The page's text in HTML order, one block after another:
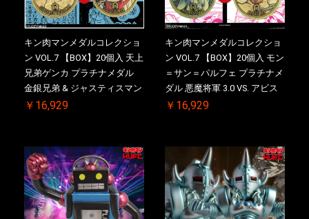
キン肉マンメダルコレクショ
ン VOL.7 【BOX】20個入 天上
兄弟ゲンカ プラチナメダル
金銀兄弟 & ジャスティスマン
2.0 初回シリアルNO.入 ケース
￥16,929
キン肉マンメダルコレクショ
ン VOL.7 【BOX】20個入 モン
＝サン＝パルフェ プラチナメ
ダル 悪魔将軍 3.0 VS. アビス
マン 初回シリアルNO.入 ケー
￥16,929